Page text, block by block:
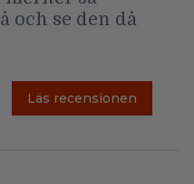
och se den då
Läs recensionen